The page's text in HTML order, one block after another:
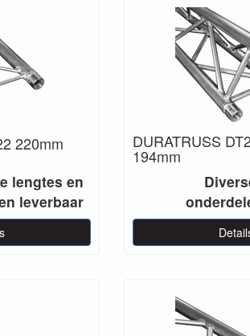
220mm
lengtes en
leverbaar
DURATRUSS
194mm